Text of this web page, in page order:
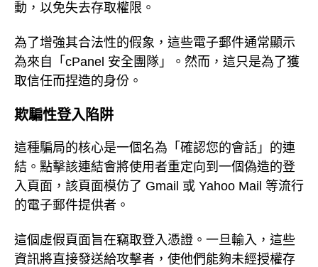
動，以免失去存取權限。
為了增強其合法性的假象，這些電子郵件通常顯示
為來自「cPanel 安全團隊」。然而，這只是為了獲
取信任而捏造的身份。
欺騙性登入陷阱
這種騙局的核心是一個名為「確認您的會話」的連
結。點擊該連結會將使用者重定向到一個偽造的登
入頁面，該頁面模仿了 Gmail 或 Yahoo Mail 等流行
的電子郵件提供者。
這個虛假頁面旨在竊取登入憑證。一旦輸入，這些
資訊將直接發送給攻擊者，使他們能夠未經授權存